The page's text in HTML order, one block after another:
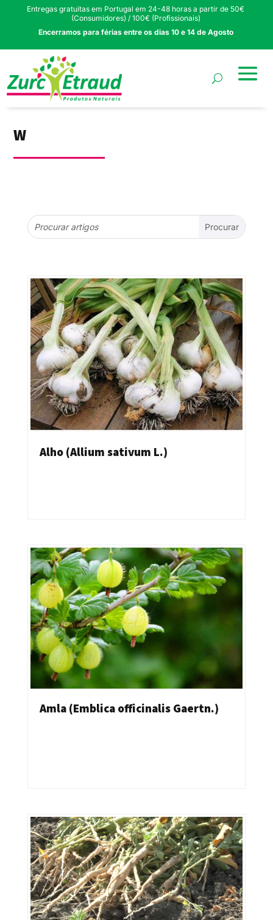
Entregas gratuitas em Portugal em 24-48 horas a partir de 50€
(Consumidores) / 100€ (Profissionais)
Encerramos para férias entre os dias 10 e 14 de Agosto
W
Alho (Allium sativum L.)
Amla (Emblica officinalis Gaertn.)